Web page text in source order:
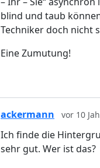
blind und taub
Techniker doch nicht
Eine Zumutung!
ackermann vor 10
Ich finde die
sehr gut. Wer ist das?